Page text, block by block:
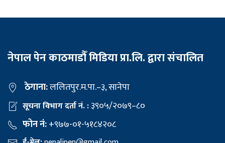
नेपाल पेन काठमाडौँ मिडिया प्रा.लि. द्वारा संचालित
ठेगाना:ललितपुर.म.पा.–३, सानेपा
सूचना विभाग दर्ता नं. :३९०५/२०७९–८०
फोन नं:+९७७-०१-५१८४२०८